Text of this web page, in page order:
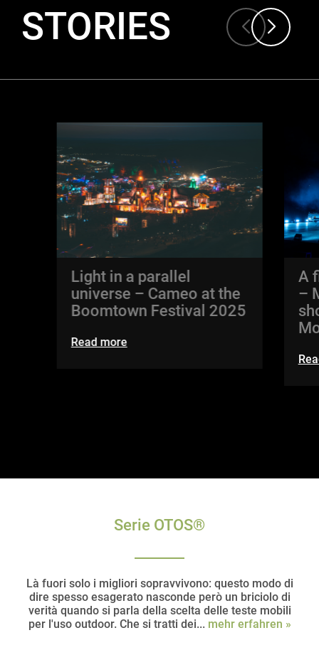
STORIES
Light in a parallel
universe – Cameo at the
Boomtown Festival 2025
Read more
A
–
Serie OTOS®
Là fuori solo i migliori sopravvivono: questo modo di
dire spesso esagerato nasconde però un briciolo di
verità quando si parla della scelta delle teste mobili
per l'uso outdoor. Che si tratti dei... mehr erfahren »